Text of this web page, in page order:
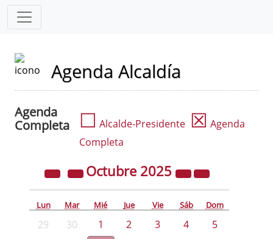
Agenda Alcaldía
Agenda
Completa
☐ Alcalde-Presidente ☒ Agenda
Completa
Octubre 2025
Lun Mar Mié Jue Vie Sáb Dom
29 30 1 2 3 4
5